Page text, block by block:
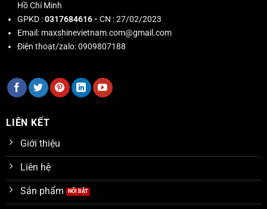
Hồ Chí Minh
GPKD :0317684616 - CN : 27/02/2023
Email: maxshinevietnam.com@gmail.com
Điện thoạt/zalo:0909807188
LIÊN KẾT
Giới thiệu
Liên hệ
Sản phẩm